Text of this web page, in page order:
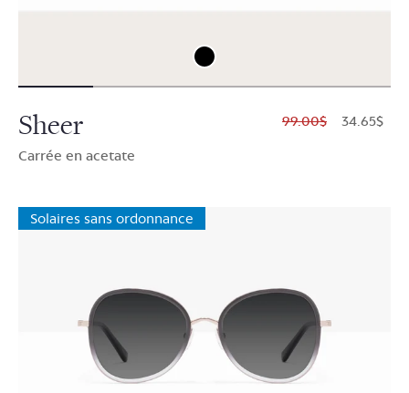
Sheer
Carrée en acetate
$99.00 $34.65
Solaires sans ordonnance